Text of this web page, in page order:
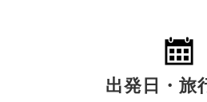
出発日・旅